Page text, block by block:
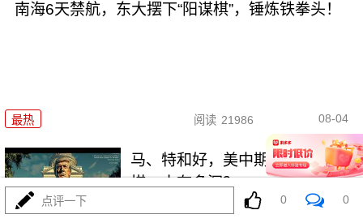
南海6天禁航，东大摆下“阳谋棋”，锤炼铁拳头！
最热 阅读 21986 08-04
马、特和好，美中期选举这盘大
棋，水有多深？
点评一下 0 0